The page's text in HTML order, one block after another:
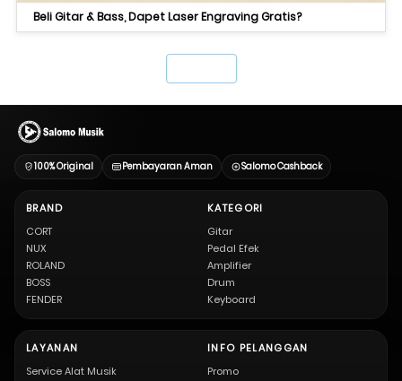
Beli Gitar & Bass, Dapet Laser Engraving Gratis?
100% Original Pembayaran Aman Salomo Cashback
BRAND
CORT
NUX
ROLAND
BOSS
FENDER
KATEGORI
Gitar
Pedal Efek
Amplifier
Drum
Keyboard
LAYANAN
Service Alat Musik
INFO PELANGGAN
Promo